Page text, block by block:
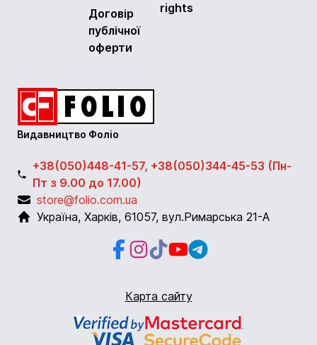
Договір
публічної
оферти
rights
Видавництво Фоліо
+38(050)448-41-57, +38(050)344-45-53 (Пн-
Пт з 9.00 до 17.00)
store@folio.com.ua
Україна, Харків, 61057, вул.Римарська 21-А
Facebook
Instagram
Instagram
YoutubeTelegram
Карта сайту